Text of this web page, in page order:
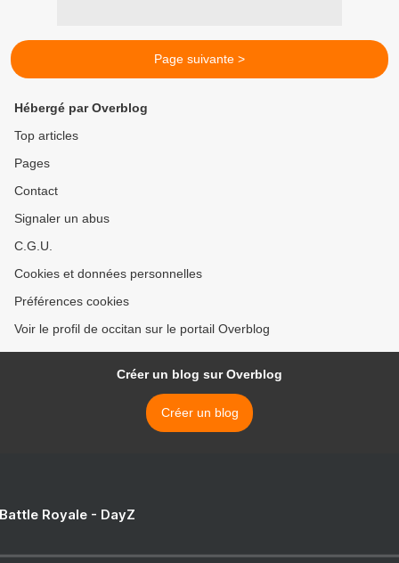
Page suivante >
Hébergé par Overblog
Top articles
Pages
Contact
Signaler un abus
C.G.U.
Cookies et données personnelles
Préférences cookies
Voir le profil de occitan sur le portail Overblog
Créer un blog sur Overblog
Créer un blog
Royale - DayZ